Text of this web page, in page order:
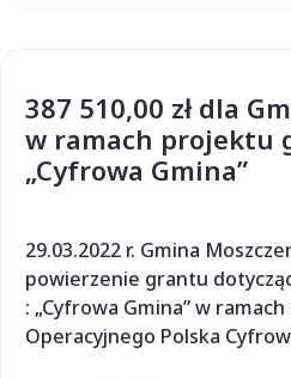
387 510,00 zł dla
w ramach projektu
„Cyfrowa Gmina”
29.03.2022 r. Gmina
powierzenie grantu
: „Cyfrowa Gmina” w
Operacyjnego Polska